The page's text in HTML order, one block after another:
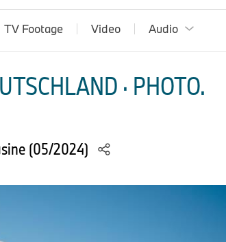
TV Footage Video Audio
· PHOTO.
(05/2024)